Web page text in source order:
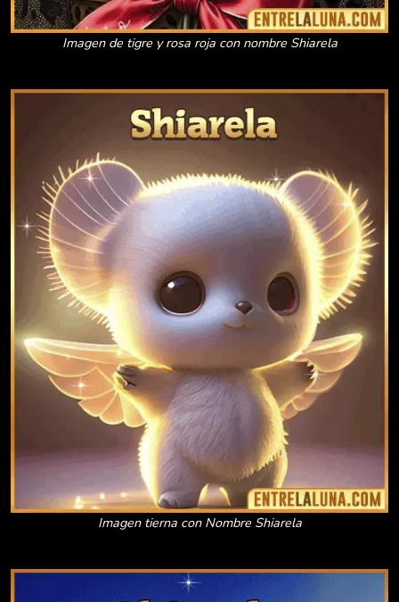
Imagen de tigre y rosa roja con nombre Shiarela
Imagen tierna con Nombre Shiarela